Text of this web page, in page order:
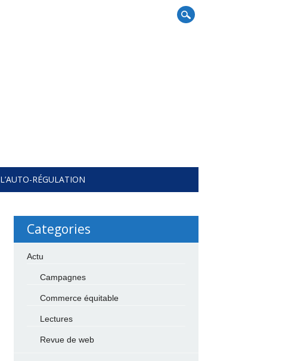
L’AUTO-RÉGULATION
Categories
Actu
Campagnes
Commerce équitable
Lectures
Revue de web